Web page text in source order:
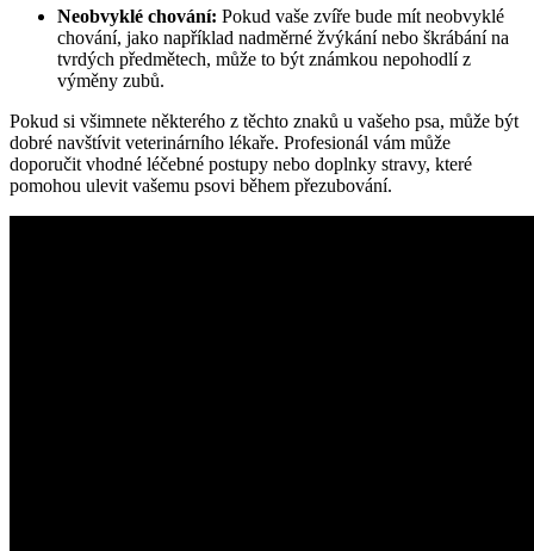
Neobvyklé chování: Pokud vaše zvíře bude mít neobvyklé
chování, jako například nadměrné žvýkání nebo škrábání na
tvrdých předmětech, může to být známkou nepohodlí z
výměny zubů.
Pokud si všimnete některého z těchto znaků u vašeho psa, může být
dobré navštívit veterinárního lékaře. Profesionál vám může
doporučit vhodné léčebné postupy nebo doplnky stravy, které
pomohou ulevit vašemu psovi během přezubování.